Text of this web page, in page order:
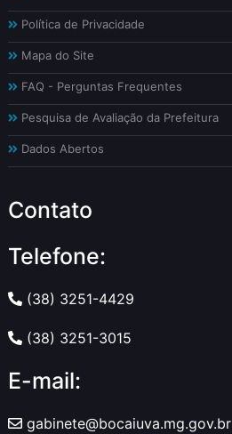
Política de Privacidade
Mapa do Site
FAQ - Perguntas Frequentes
Pesquisa de Avaliação da Prefeitura
Dados Abertos
Contato
Telefone:
(38) 3251-4429
(38) 3251-3015
E-mail:
gabinete@bocaiuva.mg.gov.br